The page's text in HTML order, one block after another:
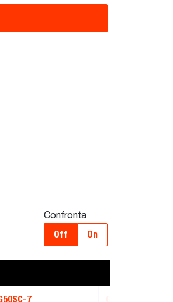
Confronta
Off On
7